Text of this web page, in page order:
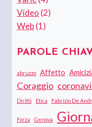
Video (2)
Web(1)
PAROLE
abruzzo Affetto
Coraggio
Diritti Etica Fabrizio De
Forza Genova